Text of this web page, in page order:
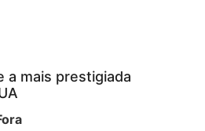
a mais prestigiada